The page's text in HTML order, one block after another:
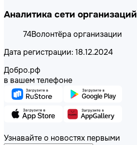
Аналитика сети организаций
74Волонтёра организации
Дата регистрации: 18.12.2024
Добро.рф
в вашем телефоне
Узнавайте о новостях первыми